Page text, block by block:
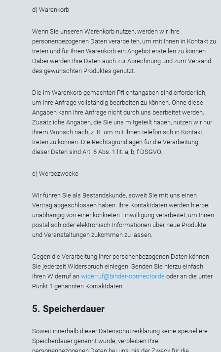
d) Warenkorb
Wenn Sie unseren Warenkorb nutzen, werden wir Ihre
personenbezogenen Daten verarbeiten, um mit Ihnen in Kontakt zu
treten und für Ihren Warenkorb ein Angebot erstellen zu können.
Dabei werden Ihre Daten auch zur Abrechnung und zum Versand
des gewünschten Produktes genutzt.
Die im Warenkorb gemachten Pflichtangaben sind erforderlich,
um Ihre Anfrage vollständig bearbeiten zu können. Ohne diese
Angaben kann Ihre Anfrage nicht durch uns bearbeitet werden.
Zusätzliche Angaben, die Sie uns mitgeteilt haben, nutzen wir nur
Ihrem Wunsch nach, z. B. um mit Ihnen telefonisch in Kontakt
treten zu können. Die Rechtsgrundlagen für die Verarbeitung
dieser Daten sind Art. 6 Abs. 1 lit. a, b, f DSGVO.
e) Werbezwecke
Wir führen Sie als Bestandskunde, soweit Sie mit uns einen
Vertrag abgeschlossen haben. Ihre Kontaktdaten werden hierbei
unabhängig von einer konkreten Einwilligung verarbeitet, um Ihnen
postalisch oder elektronisch Informationen über neue Produkte
und Veranstaltungen zukommen zu lassen.
Gegen die Verarbeitung Ihrer personenbezogenen Daten können
Sie jederzeit Widerspruch einlegen. Senden Sie hierzu einfach
Ihren Widerruf an widerruf@binder-connector.de oder an die unter
Punkt 1 genannten Kontaktdaten.
5. Speicherdauer
Soweit innerhalb dieser Datenschutzerklärung keine speziellere
Speicherdauer genannt wurde, verbleiben Ihre